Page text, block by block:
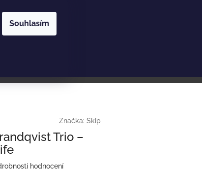
Souhlasím
Hledat
Značka: Skip
Trio –
hodnocení